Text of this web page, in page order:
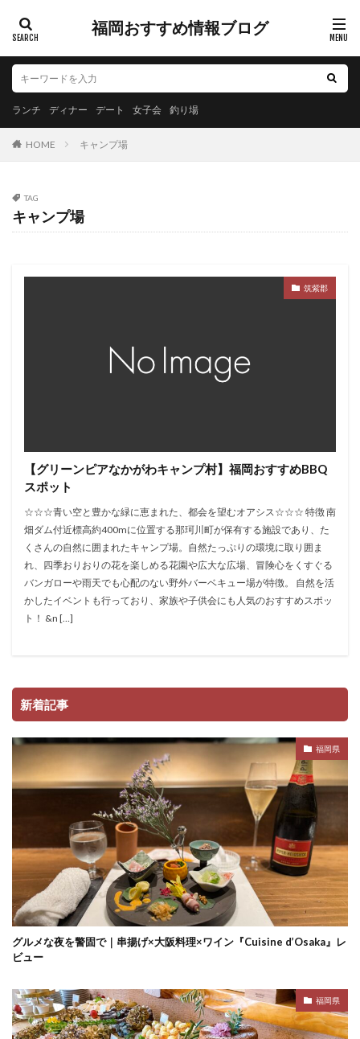
福岡おすすめ情報ブログ
ランチ ディナー デート 女子会 釣り場
HOME キャンプ場
TAG
キャンプ場
筑紫郡
【グリーンピアなかがわキャンプ村】福岡おすすめBBQ
スポット
☆☆☆青い空と豊かな緑に恵まれた、都会を望むオアシス☆☆☆ 特徴 南
畑ダム付近標高約400mに位置する那珂川町が保有する施設であり、た
くさんの自然に囲まれたキャンプ場。自然たっぷりの環境に取り囲ま
れ、四季おりおりの花を楽しめる花園や広大な広場、冒険心をくすぐる
バンガローや雨天でも心配のない野外バーベキュー場が特徴。 自然を活
かしたイベントも行っており、家族や子供会にも人気のおすすめスポッ
ト！ &n […]
新着記事
福岡県
グルメな夜を警固で｜串揚げ×大阪料理×ワイン『Cuisine d’Osaka』レ
ビュー
福岡県